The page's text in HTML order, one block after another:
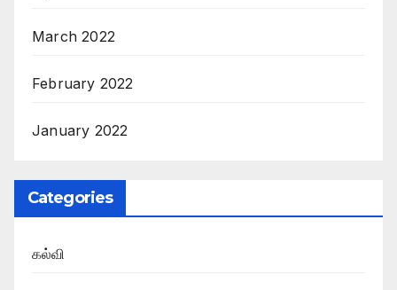
March 2022
February 2022
January 2022
Categories
கல்வி